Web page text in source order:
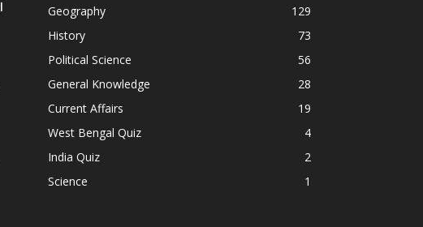
Geography
129
History
73
Political Science
56
General Knowledge
28
Current Affairs
19
West Bengal Quiz
4
India Quiz
2
Science
1